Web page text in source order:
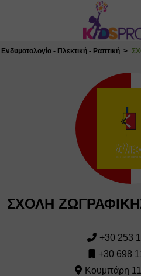
Κλείσιμο
Ενδυματολογία - Πλεκτική - Ραπτική
ΣΧΟΛΗ
+30 253
+30 698
Κουμπάρη